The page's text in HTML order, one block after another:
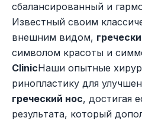
сбалансированный и
Известный своим
внешним видом,
символом красоты и
ClinicНаши опытные
ринопластику для
греческий нос, достигая
результата, который